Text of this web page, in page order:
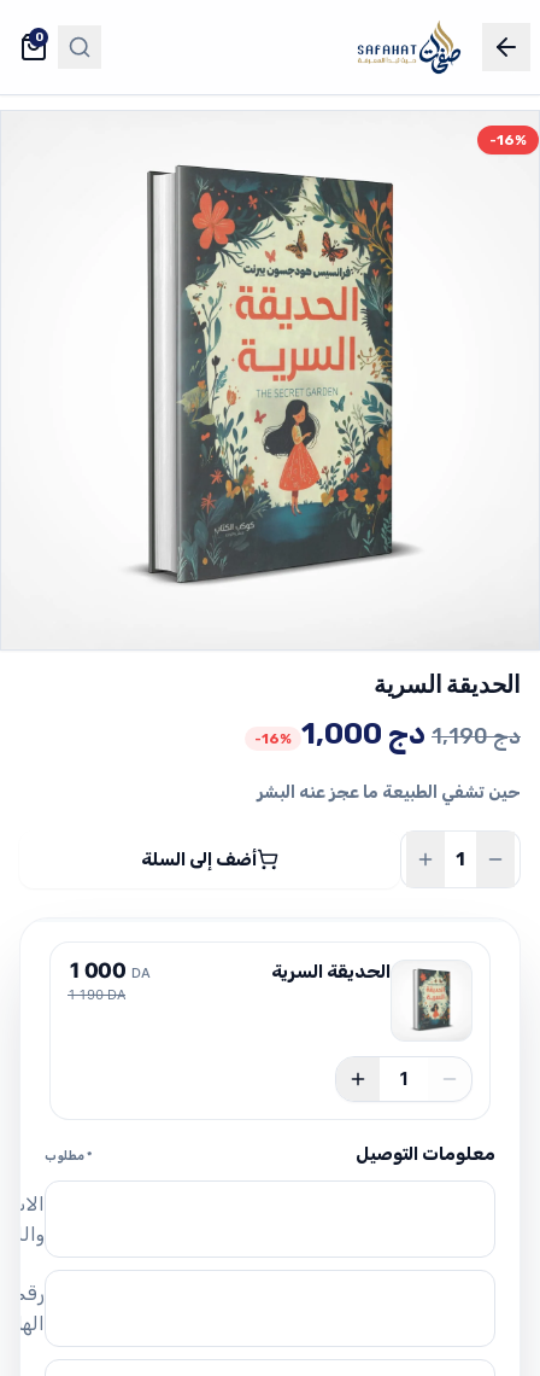
0
-16%
الحديقة السرية
1,190دج
السعر
هو:
1,190 دج.
1,000 دج
السعر
هو:
1,000 دج.
-16%
حين تشفي الطبيعة ما عجز عنه البشر
أضف إلى السلة
الحديقة السرية 1 000 DA
1 190 DA
1
معلومات التوصيل * مطلوب
رقم